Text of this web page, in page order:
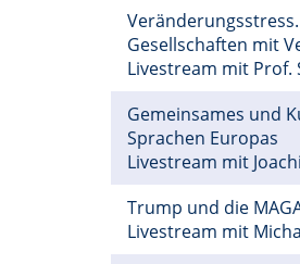
Gesellschaften mit
Livestream mit Prof.
Gemeinsames und
Sprachen Europas
Livestream mit
Trump und die
Livestream mit